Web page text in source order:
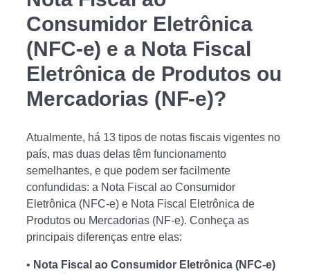
Consumidor Eletrônica
(NFC-e) e a Nota Fiscal
Eletrônica de Produtos ou
Mercadorias (NF-e)?
Atualmente, há 13 tipos de notas fiscais vigentes no
país, mas duas delas têm funcionamento
semelhantes, e que podem ser facilmente
confundidas: a Nota Fiscal ao Consumidor
Eletrônica (NFC-e) e Nota Fiscal Eletrônica de
Produtos ou Mercadorias (NF-e). Conheça as
principais diferenças entre elas:
• Nota Fiscal ao Consumidor Eletrônica (NFC-e)